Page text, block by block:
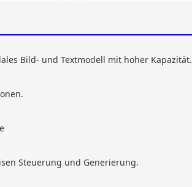
Bild- und Textmodell mit hoher Kapazität.
Steuerung und Generierung.